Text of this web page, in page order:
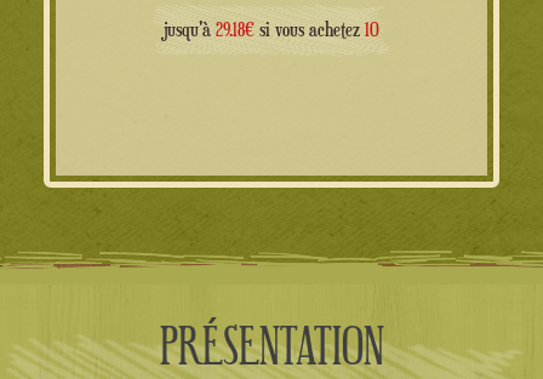
jusqu'à29.18€ si vous achetez 10
PRÉSENTATION